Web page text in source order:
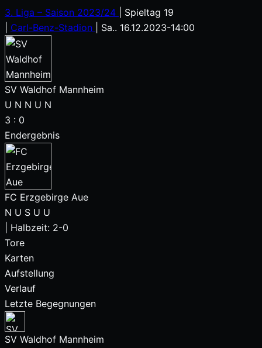
3. Liga – Saison 2023/24
Spieltag 19
Carl-Benz-Stadion Sa.. 16.12.2023-14:00
SV Waldhof Mannheim
U N N U N
3 : 0
Endergebnis
FC Erzgebirge Aue
N U S U U
Halbzeit: 2-0
Tore
Karten
Aufstellung
Verlauf
Letzte Begegnungen
SV Waldhof Mannheim